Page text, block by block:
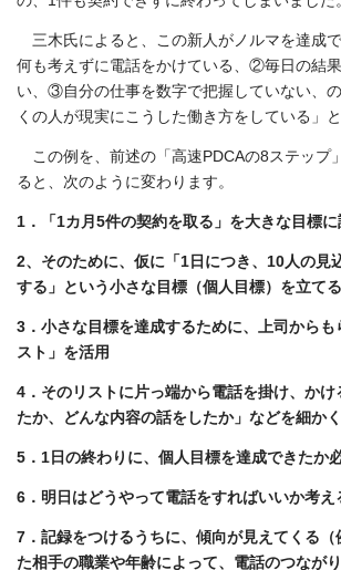
三木氏によると、この新人がノルマを達成
何も考えずに電話をかけている、②毎日の結
い、③自分の仕事を数字で把握していない、
くの人が現実にこうした働き方をしている」と
この例を、前述の「高速PDCAの8ステップ
ると、次のように変わります。
1．「1カ月5件の契約を取る」を大きな目標に
2、そのために、仮に「1日につき、10人の見
する」という小さな目標（個人目標）を立てる
3．小さな目標を達成するために、上司からも
スト」を活用
4．そのリストに片っ端から電話を掛け、か
たか、どんな内容の話をしたか」などを細か
5．1日の終わりに、個人目標を達成できたか
6．明日はどうやって電話をすればいいか考え
7．記録をつけるうちに、傾向が見えてくる
た相手の職業や年齢によって、電話のつなが